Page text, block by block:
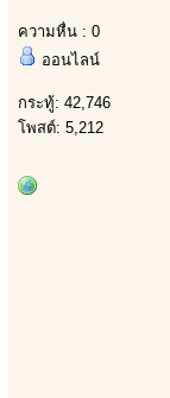
ความหื่น : 0
ออนไลน์
กระทู้: 42,746
โพสต์: 5,212